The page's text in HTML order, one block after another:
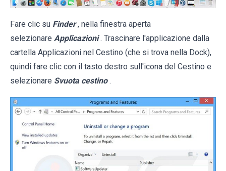
Fare clic su Finder , nella finestra aperta
selezionare Applicazioni . Trascinare l'applicazione dalla
cartella Applicazioni nel Cestino (che si trova nella Dock),
quindi fare clic con il tasto destro sull'icona del Cestino e
selezionare Svuota cestino .